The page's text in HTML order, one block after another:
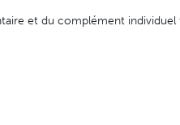
et du complément